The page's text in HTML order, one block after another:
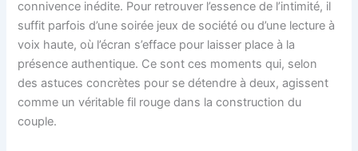
connivence inédite. Pour retrouver l’essence de l’intimité, il
suffit parfois d’une soirée jeux de société ou d’une lecture à
voix haute, où l’écran s’efface pour laisser place à la
présence authentique. Ce sont ces moments qui, selon
des astuces concrètes pour se détendre à deux, agissent
comme un véritable fil rouge dans la construction du
couple.